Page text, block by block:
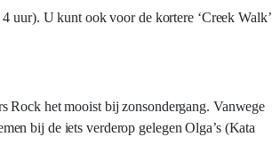
uur). U kunt ook voor de kortere ‘Creek Walk’
Rock het mooist bij zonsondergang. Vanwege
bij de iets verderop gelegen Olga’s (Kata